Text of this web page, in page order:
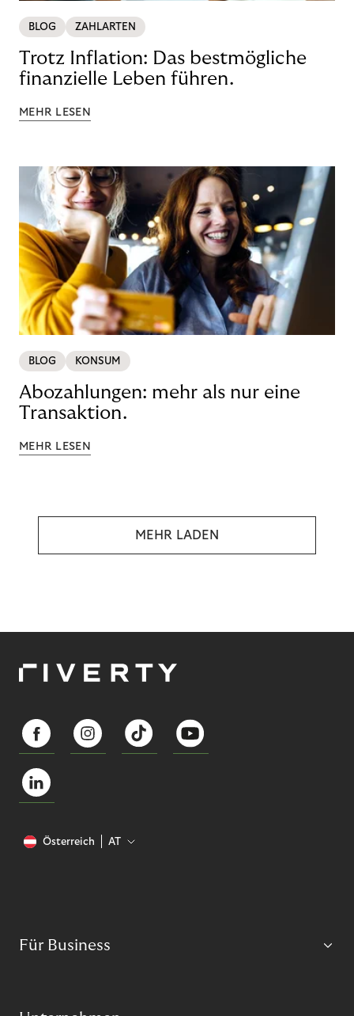
BLOG ZAHLARTEN
Trotz Inflation: Das bestmögliche
finanzielle Leben führen.
MEHR LESEN
BLOG KONSUM
Abozahlungen: mehr als nur eine
Transaktion.
MEHR LESEN
MEHR LADEN
Österreich AT
Für Business